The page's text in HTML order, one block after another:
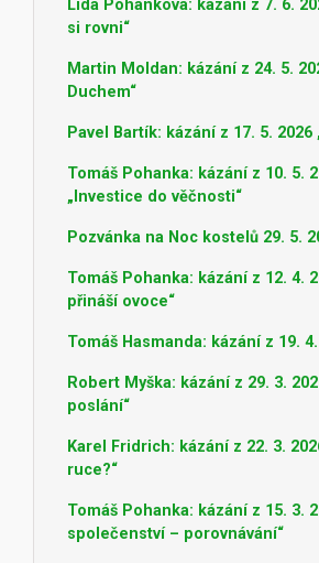
Lída Pohanková: kázání z 7. 6.
si rovni“
Martin Moldan: kázání z 24. 5.
Duchem“
Pavel Bartík: kázání z 17. 5. 2026
Tomáš Pohanka: kázání z 10. 5.
„Investice do věčnosti“
Pozvánka na Noc kostelů 29. 5.
Tomáš Pohanka: kázání z 12. 4.
přináší ovoce“
Tomáš Hasmanda: kázání z 19. 4.
Robert Myška: kázání z 29. 3.
poslání“
Karel Fridrich: kázání z 22. 3.
ruce?“
Tomáš Pohanka: kázání z 15. 3.
společenství – porovnávání“